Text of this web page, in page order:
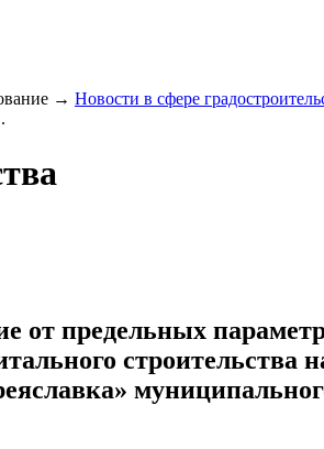
→ Новости в сфере
от предельных
строительства